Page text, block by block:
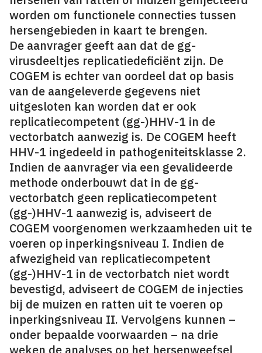
worden om functionele connecties tussen
hersengebieden in kaart te brengen.
De aanvrager geeft aan dat de gg-
virusdeeltjes replicatiedeficiënt zijn. De
COGEM is echter van oordeel dat op basis
van de aangeleverde gegevens niet
uitgesloten kan worden dat er ook
replicatiecompetent (gg-)HHV-1 in de
vectorbatch aanwezig is. De COGEM heeft
HHV-1 ingedeeld in pathogeniteitsklasse 2.
Indien de aanvrager via een gevalideerde
methode onderbouwt dat in de gg-
vectorbatch geen replicatiecompetent
(gg-)HHV-1 aanwezig is, adviseert de
COGEM voorgenomen werkzaamheden uit te
voeren op inperkingsniveau I. Indien de
afwezigheid van replicatiecompetent
(gg-)HHV-1 in de vectorbatch niet wordt
bevestigd, adviseert de COGEM de injecties
bij de muizen en ratten uit te voeren op
inperkingsniveau II. Vervolgens kunnen –
onder bepaalde voorwaarden – na drie
weken de analyses op het hersenweefsel